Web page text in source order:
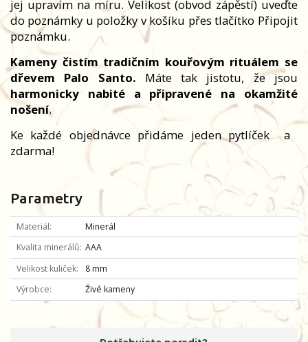
jej upravím na míru. Velikost (obvod zápěstí) uveďte
do poznámky u položky v košíku přes tlačítko Připojit
poznámku.
Kameny čistím tradičním kouřovým rituálem se
dřevem Palo Santo. Máte tak jistotu, že jsou
harmonicky nabité a připravené na okamžité
nošení.
Ke každé objednávce přidáme jeden pytlíček a
zdarma!
Parametry
Materiál
Minerál
Kvalita minerálů AAA
Velikost kuliček
8 mm
Výrobce
Živé kameny